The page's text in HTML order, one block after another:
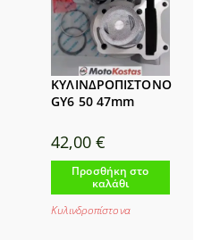
ΚΥΛΙΝΔΡΟΠΙΣΤΟΝΟ
GY6 50 47mm
42,00 €
Προσθήκη στο
καλάθι
Κυλινδροπίστονα